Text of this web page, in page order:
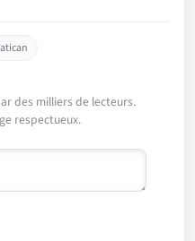
des milliers de lecteurs.
respectueux.